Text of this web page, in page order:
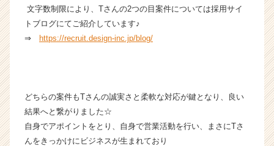
文字数制限により、Tさんの2つの目案件については採用サイ
トブログにてご紹介しています♪
⇒ https://recruit.design-inc.jp/blog/
どちらの案件もTさんの誠実さと柔軟な対応が鍵となり、良い
結果へと繋がりました☆
自身でアポイントをとり、自身で営業活動を行い、まさにTさ
んをきっかけにビジネスが生まれており